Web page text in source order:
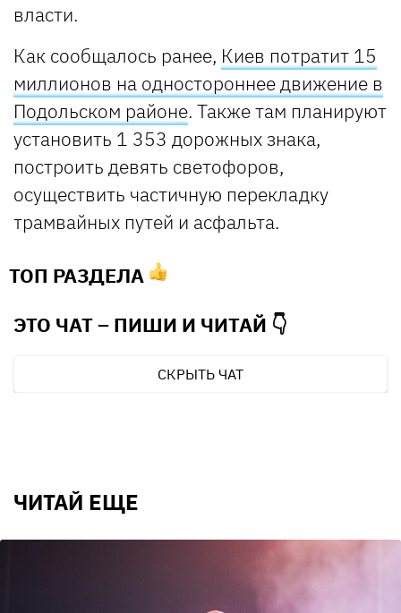
власти.
Как сообщалось ранее, Киев потратит 15
миллионов на одностороннее движение в
Подольском районе. Также там планируют
установить 1 353 дорожных знака,
построить девять светофоров,
осуществить частичную перекладку
трамвайных путей и асфальта.
ТОП РАЗДЕЛА
ЭТО ЧАТ – ПИШИ И ЧИТАЙ 👇
СКРЫТЬ ЧАТ
ЧИТАЙ ЕЩЕ